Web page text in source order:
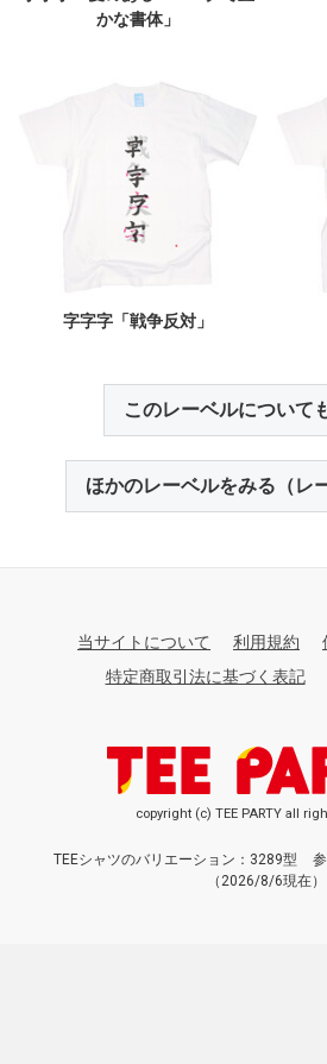
かな書体」
字字字「戦争反対」
このレーベルについて
ほかのレーベルをみる（レ
当サイトについて 利用規約
特定商取引法に基づく表記
copyright (c) TEE PARTY all
TEEシャツのバリエーション：3289型
（2026/8/6現在）